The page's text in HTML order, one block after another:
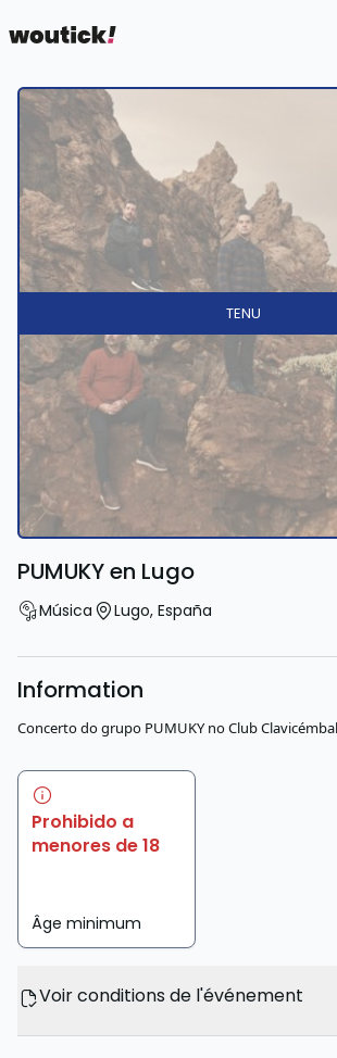
TENU
PUMUKY en Lugo
Música Lugo, España
Information
Concerto do grupo PUMUKY no Club
Prohibido a
menores de 18
Âge minimum
Voir conditions de l'événement